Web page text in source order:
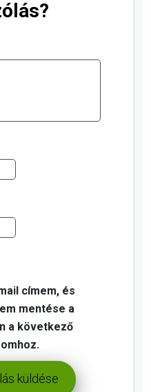
címem, és
mentése a
a következő